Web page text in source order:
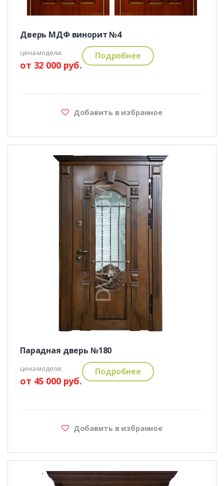
Дверь МДФ винорит №4
цена модели:
от 32 000 руб.
Подробнее
Добавить в избранное
Парадная дверь №180
цена модели:
от 45 000 руб.
Подробнее
Добавить в избранное